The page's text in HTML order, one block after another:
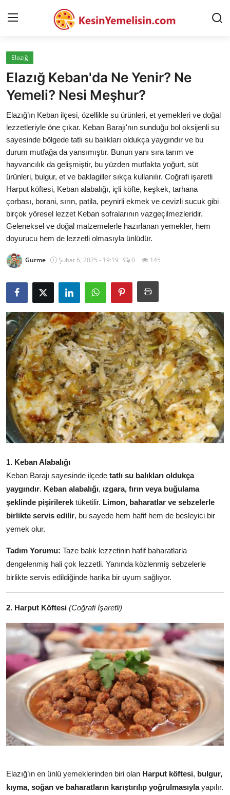
AnaSayfa
Gizlilik Sözleşmesi
Rüya Tabirleri
Diyet & Sağlıklı Beslenme
İletişim
Şehirler
Helal Gıda & Dini Hükümler
Gıda Güvenliği & Bilimi
Mutfak Püf Noktaları & İpuçları
Mekan & Lezzet Rotaları
Temel Gıda ve Ürün Rehberleri
İçecek Kültürü & Barista
Yöresel Tarifler & Ev Yemekleri
Gıda Güvenliği & Sağlık
İçecek Kültürü & Rehberleri
Popüler Kültür & Mutfak Tarihi
Anne & Bebek Beslenmesi
Mutfak Sırları & Teknikler
Gıda Sözlüğü & Nedir?
Elazığ
Elazığ Keban'da Ne Yenir? Ne
Yemeli? Nesi Meşhur?
Elazığ’ın Keban ilçesi, özellikle su ürünleri, et yemekleri ve doğal
lezzetleriyle öne çıkar. Keban Barajı'nın sunduğu bol oksijenli su
sayesinde bölgede tatlı su balıkları oldukça yaygındır ve bu
durum mutfağa da yansımıştır. Bunun yanı sıra tarım ve
hayvancılık da gelişmiştir, bu yüzden mutfakta yoğurt, süt
ürünleri, bulgur, et ve baklagiller sıkça kullanılır. Coğrafi işaretli
Harput köftesi, Keban alabalığı, içli köfte, keşkek, tarhana
çorbası, borani, sırın, patila, peynirli ekmek ve cevizli sucuk gibi
birçok yöresel lezzet Keban sofralarının vazgeçilmezleridir.
Geleneksel ve doğal malzemelerle hazırlanan yemekler, hem
doyurucu hem de lezzetli olmasıyla ünlüdür.
Gurme Şubat 6, 2025 - 19:19 0 145
1. Keban Alabalığı
Keban Barajı sayesinde ilçede tatlı su balıkları oldukça
yaygındır. Keban alabalığı, ızgara, fırın veya buğulama
şeklinde pişirilerek tüketilir. Limon, baharatlar ve sebzelerle
birlikte servis edilir, bu sayede hem hafif hem de besleyici bir
yemek olur.
Tadım Yorumu: Taze balık lezzetinin hafif baharatlarla
dengelenmiş hali çok lezzetli. Yanında közlenmiş sebzelerle
birlikte servis edildiğinde harika bir uyum sağlıyor.
2. Harput Köftesi (Coğrafi İşaretli)
Elazığ’ın en ünlü yemeklerinden biri olan Harput köftesi, bulgur,
kıyma, soğan ve baharatların karıştırılıp yoğrulmasıylayapılır.